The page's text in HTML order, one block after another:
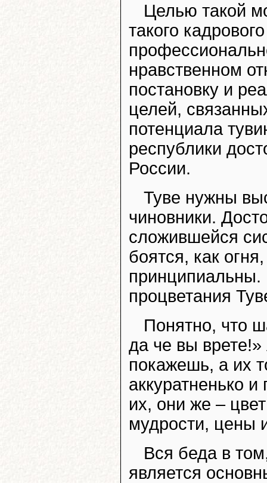
Целью такой
такого
нравственном
постановку и
целей,
потенциала
республики
России.
Туве нужны
чиновники.
сложившейся
боятся, как
процветания
Понятно, что
да че вы
покажешь, а их
аккуратненько и
их, они же –
мудрости, цены
Вся беда в
является